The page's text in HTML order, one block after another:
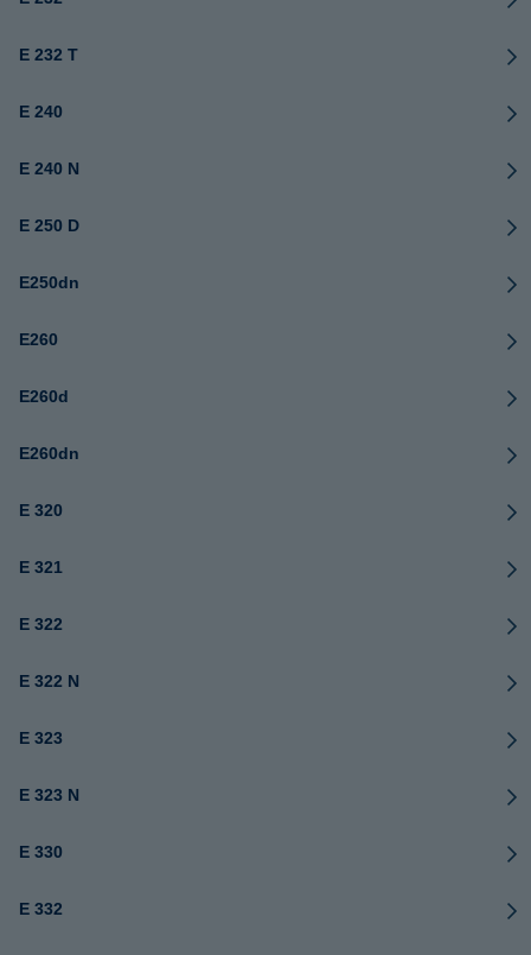
E 232 T
E 240
E 240 N
E 250 D
E250dn
E260
E260d
E260dn
E 320
E 321
E 322
E 322 N
E 323
E 323 N
E 330
E 332